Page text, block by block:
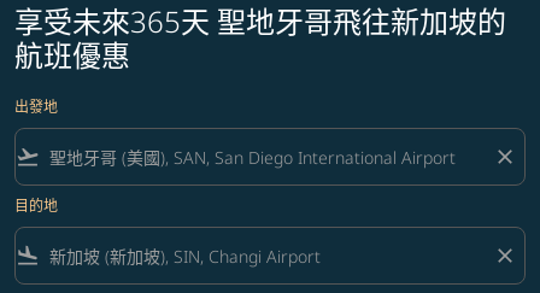
享受未來365天 聖地牙哥飛往新加坡的
航班優惠
出發地
flight_takeoff close
目的地
flight_land close